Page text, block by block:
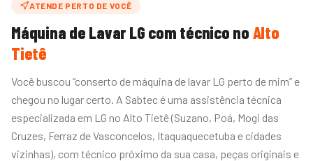
ATENDE PERTO DE VOCÊ
Máquina de Lavar LG com técnico no Alto
Tietê
Você buscou “conserto de máquina de lavar LG perto de mim” e
chegou no lugar certo. A Sabtec é uma assistência técnica
especializada em LG no Alto Tietê (Suzano, Poá, Mogi das
Cruzes, Ferraz de Vasconcelos, Itaquaquecetuba e cidades
vizinhas), com técnico próximo da sua casa, peças originais e